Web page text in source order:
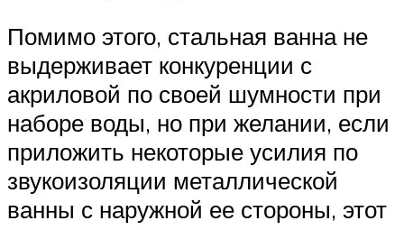
Помимо этого, стальная ванна не
выдерживает конкуренции с
акриловой по своей шумности при
наборе воды, но при желании, если
приложить некоторые усилия по
звукоизоляции металлической
ванны с наружной ее стороны, этот